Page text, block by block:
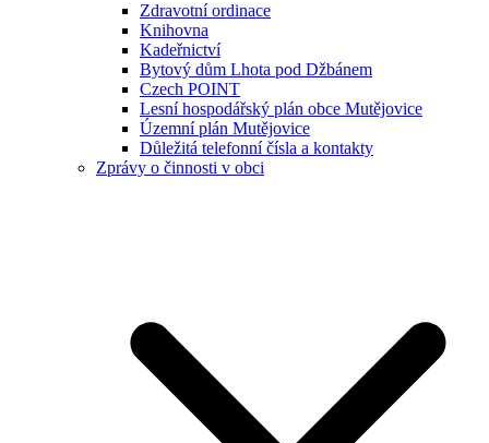
Zdravotní ordinace
Knihovna
Kadeřnictví
Bytový dům Lhota pod Džbánem
Czech POINT
Lesní hospodářský plán obce Mutějovice
Územní plán Mutějovice
Důležitá telefonní čísla a kontakty
Zprávy o činnosti v obci